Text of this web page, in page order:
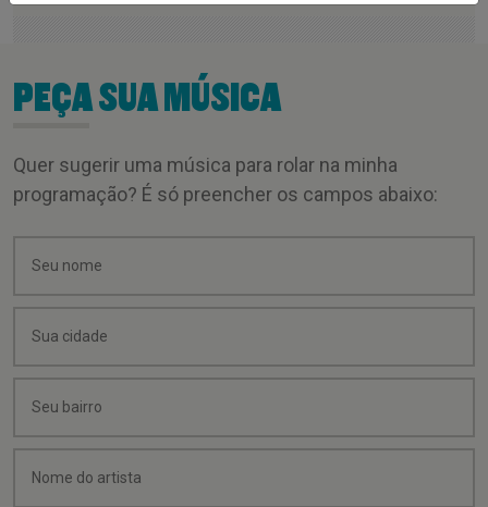
PEÇA SUA MÚSICA
Quer sugerir uma música para rolar na minha
programação? É só preencher os campos abaixo: